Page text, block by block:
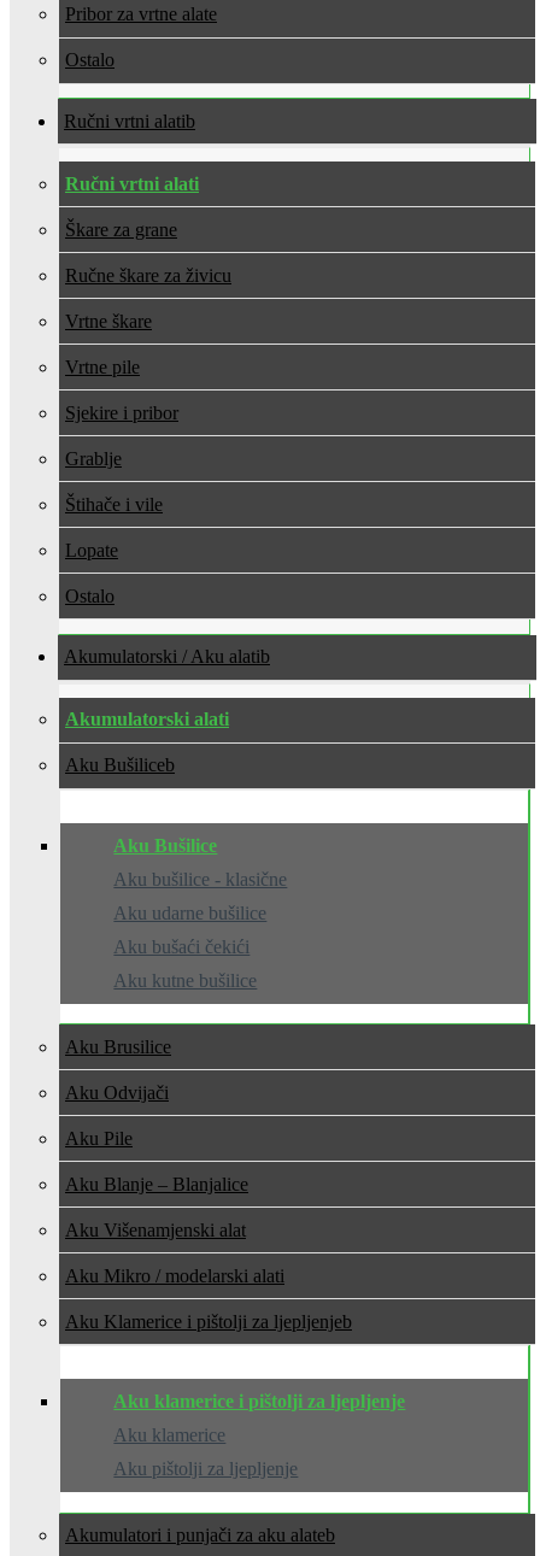
Pribor za vrtne alate
Ostalo
Ručni vrtni alati
Ručni vrtni alati
Škare za grane
Ručne škare za živicu
Vrtne škare
Vrtne pile
Sjekire i pribor
Grablje
Štihače i vile
Lopate
Ostalo
Akumulatorski / Aku alati
Akumulatorski alati
Aku Bušilice
Aku Bušilice
Aku bušilice - klasične
Aku udarne bušilice
Aku bušaći čekići
Aku kutne bušilice
Aku Brusilice
Aku Odvijači
Aku Pile
Aku Blanje – Blanjalice
Aku Višenamjenski alat
Aku Mikro / modelarski alati
Aku Klamerice i pištolji za ljepljenje
Aku klamerice i pištolji za ljepljenje
Aku klamerice
Aku pištolji za ljepljenje
Akumulatori i punjači za aku alate